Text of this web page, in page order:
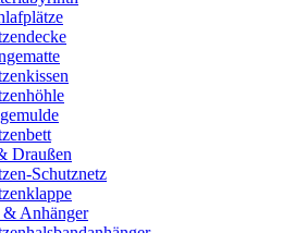
Draußen
Schutznetz
& Anhänger